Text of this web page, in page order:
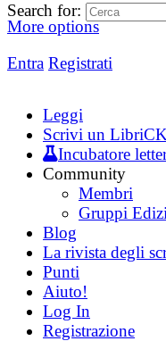
More options
Entra Registrati
Search for:
Leggi
Scrivi un LibriCK
Incubatore
Community
Membri
Gruppi
Blog
La rivista degli
Punti
Aiuto!
Log In
Registrazione